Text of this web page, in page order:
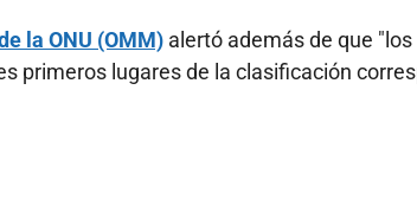
la ONU (OMM) alertó además de que
primeros lugares de la clasificación